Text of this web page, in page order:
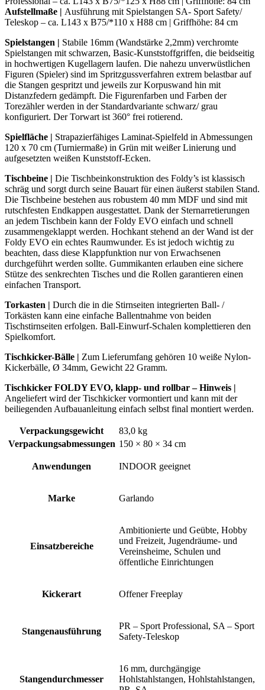
Aufstellmaße | Ausführung mit Spielstangen SA- Sport Safety/
Teleskop – ca. L143 x B75/*110 x H88 cm | Griffhöhe: 84 cm
Spielstangen | Stabile 16mm (Wandstärke 2,2mm) verchromte
Spielstangen mit schwarzen, Basic-Kunststoffgriffen, die beidseitig
in hochwertigen Kugellagern laufen. Die nahezu unverwüstlichen
Figuren (Spieler) sind im Spritzgussverfahren extrem belastbar auf
die Stangen gespritzt und jeweils zur Korpuswand hin mit
Distanzfedern gedämpft. Die Figurenfarben und Farben der
Torezähler werden in der Standardvariante schwarz/ grau
konfiguriert. Der Torwart ist 360° frei rotierend.
Spielfläche | Strapazierfähiges Laminat-Spielfeld in Abmessungen
120 x 70 cm (Turniermaße) in Grün mit weißer Linierung und
aufgesetzten weißen Kunststoff-Ecken.
Tischbeine | Die Tischbeinkonstruktion des Foldy’s ist klassisch
schräg und sorgt durch seine Bauart für einen äußerst stabilen Stand.
Die Tischbeine bestehen aus robustem 40 mm MDF und sind mit
rutschfesten Endkappen ausgestattet. Dank der Sternarretierungen
an jedem Tischbein kann der Foldy EVO einfach und schnell
zusammengeklappt werden. Hochkant stehend an der Wand ist der
Foldy EVO ein echtes Raumwunder. Es ist jedoch wichtig zu
beachten, dass diese Klappfunktion nur von Erwachsenen
durchgeführt werden sollte. Gummikanten erlauben eine sichere
Stütze des senkrechten Tisches und die Rollen garantieren einen
einfachen Transport.
Torkasten | Durch die in die Stirnseiten integrierten Ball- /
Torkästen kann eine einfache Ballentnahme von beiden
Tischstirnseiten erfolgen. Ball-Einwurf-Schalen komplettieren den
Spielkomfort.
Tischkicker-Bälle | Zum Lieferumfang gehören 10 weiße Nylon-
Kickerbälle, Ø 34mm, Gewicht 22 Gramm.
Tischkicker FOLDY EVO, klapp- und rollbar – Hinweis |
Angeliefert wird der Tischkicker vormontiert und kann mit der
beiliegenden Aufbauanleitung einfach selbst final montiert werden.
Verpackungsgewicht
83,0 kg
Verpackungsabmessungen 150 × 80 × 34 cm
Anwendungen INDOOR geeignet
Marke Garlando
Einsatzbereiche
Ambitionierte und Geübte, Hobby
und Freizeit, Jugendräume- und
Vereinsheime, Schulen und
öffentliche Einrichtungen
Kickerart Offener Freeplay
Stangenausführung
PR – Sport Professional, SA – Sport
Safety-Teleskop
Stangendurchmesser
16 mm, durchgängige
Hohlstahlstangen, Hohlstahlstangen,